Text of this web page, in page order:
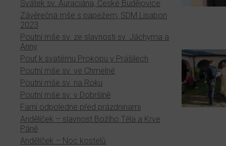
Svátek sv. Auraciána, České Budějovice
Závěrečná mše s papežem, SDM Lisabon
2023
Poutní mše sv. ze slavnosti sv. Jáchyma a
Anny
Pouť k svatému Prokopu v Prášilech
Poutní mše sv. ve Chmelné
Poutní mše sv. na Roku
Poutní mše sv. v Dobršíně
Farní odpoledne před prázdninami
Andělíček – slavnost Božího Těla a Krve
Páně
Andělíček – Noc kostelů